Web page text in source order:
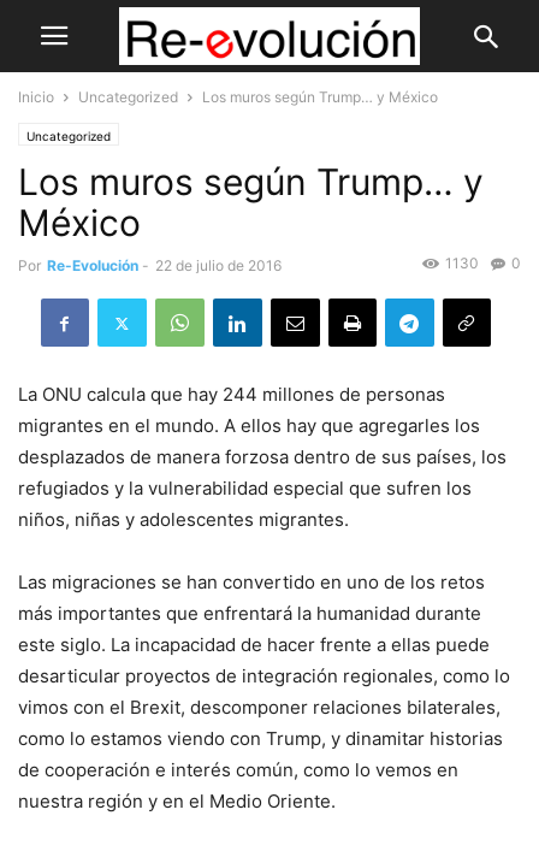
Inicio Uncategorized Los muros según Trump… y México
Uncategorized
Los muros según Trump… y
México
Por Re-Evolución - 22 de julio de 2016 0
1130
La ONU calcula que hay 244 millones de personas
migrantes en el mundo. A ellos hay que agregarles los
desplazados de manera forzosa dentro de sus países, los
refugiados y la vulnerabilidad especial que sufren los
niños, niñas y adolescentes migrantes.
Las migraciones se han convertido en uno de los retos
más importantes que enfrentará la humanidad durante
este siglo. La incapacidad de hacer frente a ellas puede
desarticular proyectos de integración regionales, como lo
vimos con el Brexit, descomponer relaciones bilaterales,
como lo estamos viendo con Trump, y dinamitar historias
de cooperación e interés común, como lo vemos en
nuestra región y en el Medio Oriente.